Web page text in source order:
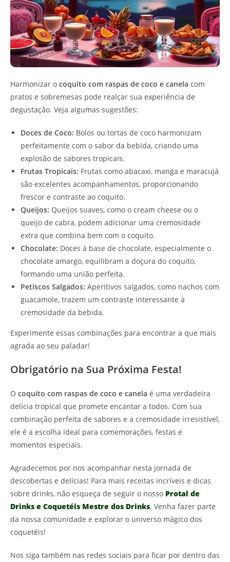
Harmonizar o coquito com raspas de coco e canela com
pratos e sobremesas pode realçar sua experiência de
degustação. Veja algumas sugestões:
Doces de Coco: Bolos ou tortas de coco harmonizam
perfeitamente com o sabor da bebida, criando uma
explosão de sabores tropicais.
Frutas Tropicais: Frutas como abacaxi, manga e maracujá
são excelentes acompanhamentos, proporcionando
frescor e contraste ao coquito.
Queijos: Queijos suaves, como o cream cheese ou o
queijo de cabra, podem adicionar uma cremosidade
extra que combina bem com o coquito.
Chocolate: Doces à base de chocolate, especialmente o
chocolate amargo, equilibram a doçura do coquito,
formando uma união perfeita.
Petiscos Salgados: Aperitivos salgados, como nachos com
guacamole, trazem um contraste interessante à
cremosidade da bebida.
Experimente essas combinações para encontrar a que mais
agrada ao seu paladar!
Obrigatório na Sua Próxima Festa!
O coquito com raspas de coco e canela é uma verdadeira
delícia tropical que promete encantar a todos. Com sua
combinação perfeita de sabores e a cremosidade irresistível,
ele é a escolha ideal para comemorações, festas e
momentos especiais.
Agradecemos por nos acompanhar nesta jornada de
descobertas e delícias! Para mais receitas incríveis e dicas
sobre drinks, não esqueça de seguir o nosso Protal de
Drinks e Coquetéis Mestre dos Drinks. Venha fazer parte
da nossa comunidade e explorar o universo mágico dos
coquetéis!
Nos siga também nas redes sociais para ficar por dentro das